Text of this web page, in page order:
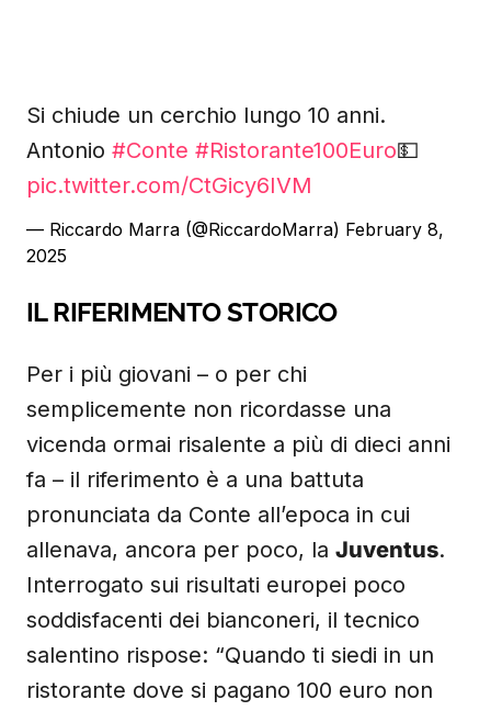
Si chiude un cerchio lungo 10 anni.
Antonio #Conte #Ristorante100Euro💵
pic.twitter.com/CtGicy6IVM
— Riccardo Marra (@RiccardoMarra) February 8,
2025
IL RIFERIMENTO STORICO
Per i più giovani – o per chi
semplicemente non ricordasse una
vicenda ormai risalente a più di dieci anni
fa – il riferimento è a una battuta
pronunciata da Conte all’epoca in cui
allenava, ancora per poco, la Juventus.
Interrogato sui risultati europei poco
soddisfacenti dei bianconeri, il tecnico
salentino rispose: “Quando ti siedi in un
ristorante dove si pagano 100 euro non